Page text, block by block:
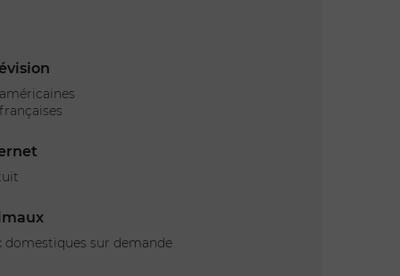
domestiques sur demande
!